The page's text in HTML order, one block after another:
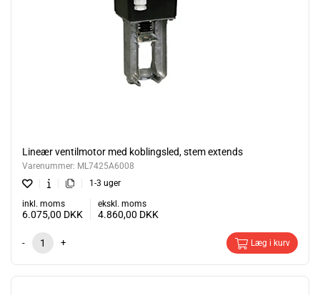
Lineær ventilmotor med koblingsled, stem extends
Varenummer: ML7425A6008
1-3 uger
inkl. moms
6.075,00 DKK
ekskl. moms
4.860,00 DKK
- + Læg i kurv